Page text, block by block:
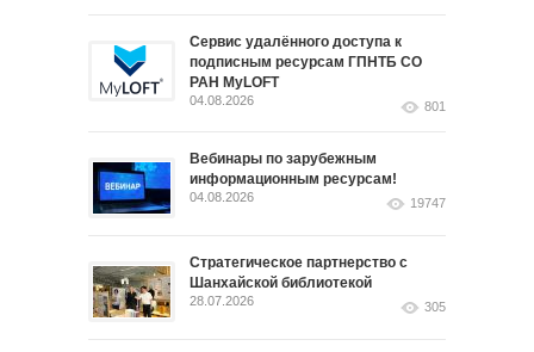
Сервис удалённого доступа к
подписным ресурсам ГПНТБ СО
РАН MyLOFT
04.08.2026 801
Вебинары по зарубежным
информационным ресурсам!
04.08.2026 19747
Стратегическое партнерство с
Шанхайской библиотекой
28.07.2026 305